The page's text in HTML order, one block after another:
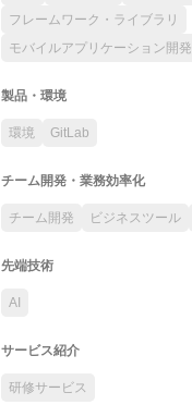
フレームワーク・ライブラリ
モバイルアプリケーション開発
製品・環境
環境 GitLab
チーム開発・業務効率化
チーム開発 ビジネスツール
先端技術
AI
サービス紹介
研修サービス